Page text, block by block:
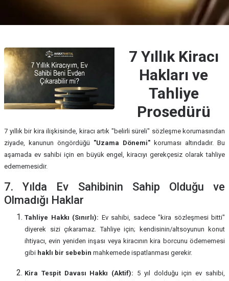
7 Yıllık Kiracı
Hakları ve
Tahliye
Prosedürü
7 yıllık bir kira ilişkisinde, kiracı artık "belirli süreli" sözleşme korumasından
ziyade, kanunun öngördüğü "Uzama Dönemi" koruması altındadır. Bu
aşamada ev sahibi için en büyük engel, kiracıyı gerekçesiz olarak tahliye
edememesidir.
7. Yılda Ev Sahibinin Sahip Olduğu ve
Olmadığı Haklar
Tahliye Hakkı (Sınırlı): Ev sahibi, sadece "kira sözleşmesi bitti"
diyerek sizi çıkaramaz. Tahliye için; kendisinin/altsoyunun konut
ihtiyacı, evin yeniden inşası veya kiracının kira borcunu ödememesi
gibi haklı bir sebebin mahkemede ispatlanması gerekir.
Kira Tespit Davası Hakkı (Aktif): 5 yıl dolduğu için ev sahibi,